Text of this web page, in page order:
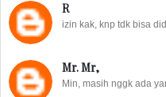
R
izin kak, knp tdk bisa
Mr. Mr,
Min, masih nggk ada